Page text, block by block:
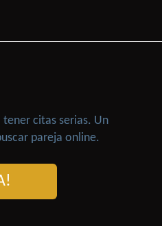
citas serias. Un
pareja online.